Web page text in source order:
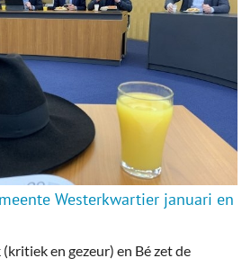
Westerkwartier januari en
en gezeur) en Bé zet de